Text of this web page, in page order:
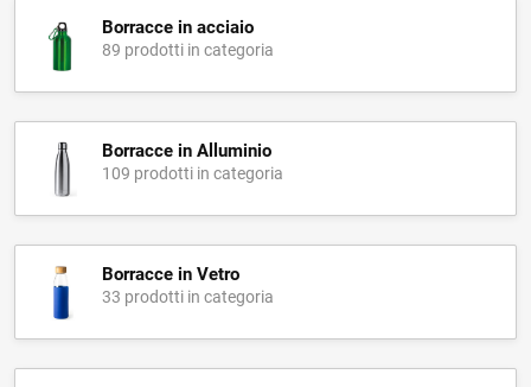
Borracce in acciaio
89 prodotti in categoria
Borracce in Alluminio
109 prodotti in categoria
Borracce in Vetro
33 prodotti in categoria